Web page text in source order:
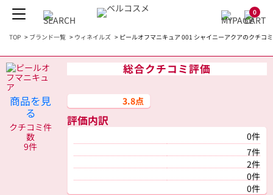
0
TOP > ブランド一覧 > ウィネイルズ > ピールオフマニキュア 001 シャイニーアクアのクチコミ
商品を見
る
クチコミ件
数
9件
総合クチコミ評価
3.8点
評価内訳
0件
7件
2件
0件
0件